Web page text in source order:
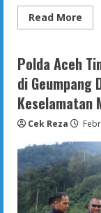
Read More
more
Ton
di
Polda Aceh
di Geumpang
Keselamatan
Cek Reza